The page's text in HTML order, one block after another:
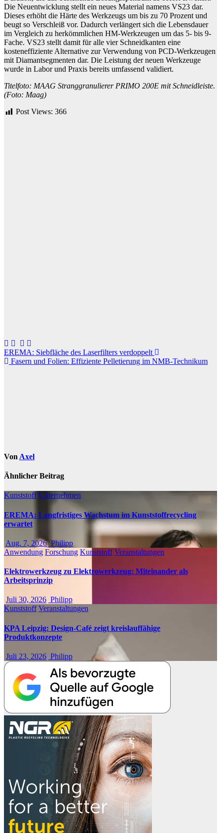
Die Neuentwicklung stellt ein neues Material namens VS23 dar.
Dieses erhöht die Härte des Werkzeugs um bis zu 70 Prozent und
beugt so Verschleiß vor. Dadurch verlängert sich die Lebensdauer
im Vergleich zu herkömmlichen HM-Werkzeugen um das 5- bis 9-
Fache. VS23 stellt damit für alle vier Schneidkanten eine
kosteneffiziente Alternative zur Verwendung von PCD-Werkzeugen
mit Diamantsegmenten dar. Die Leistung der neuen Werkzeuge
wurde in Labor und Praxis bereits umfassend validiert.
Titelfoto: MAAG Stranggranulierer PRIMO 200E mit Schneidleiste.
(Foto: Maag)
Post Views: 366
Beitragsnavigation
EREMA: Siebfläche des Laserfilters verdoppelt
Fasern und Folien: Effiziente Pelletierung im NMB-Technikum
Von Axel
Ähnlicher Beitrag
Kunststoff Unternehmen
EREMA: Langfristiges Wachstum im Kunststoffrecycling
erwartet
Aug. 7, 2026 Philipp
Anwendung Forschung Kunststoff Veranstaltungen
Elektrowerkzeug zu Elektrowerkzeug: Miteinander als
Arbeitsprinzip
Juli 30, 2026 Philipp
Kunststoff Veranstaltungen
KPA Leipzig: Design-Café zeigt kreislauffähige
Produktkonzepte
Juli 23, 2026 Philipp